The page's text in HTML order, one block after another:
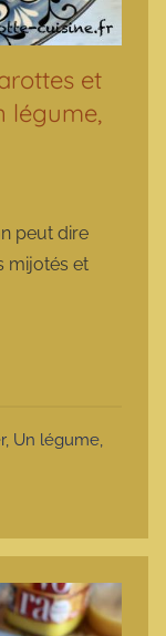
et
légume,
peut dire
mijotés et
, Un légume,